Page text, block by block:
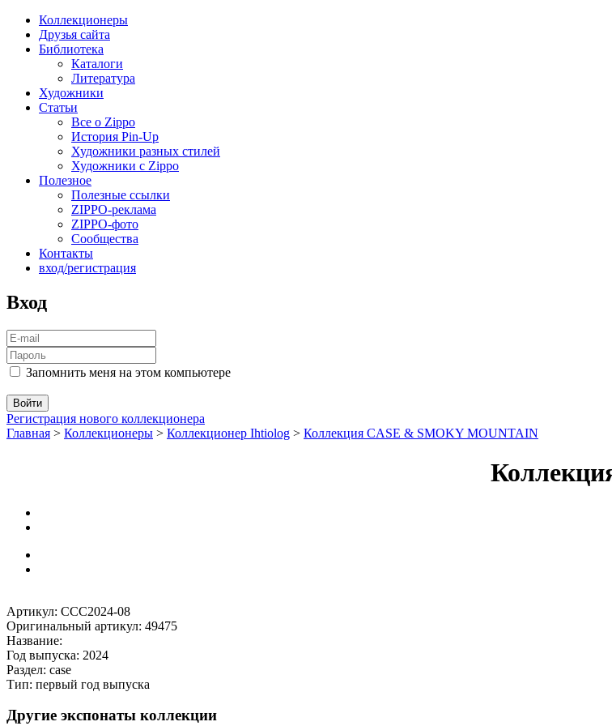
Коллекционеры
Друзья сайта
Библиотека
Каталоги
Литература
Художники
Статьи
Все о Zippo
История Pin-Up
Художники разных стилей
Художники с Zippo
Полезное
Полезные ссылки
ZIPPO-реклама
ZIPPO-фото
Сообщества
Контакты
вход/регистрация
Вход
Запомнить меня на этом компьютере
Регистрация нового коллекционера
Главная > Коллекционеры > Коллекционер Ihtiolog > Коллекция CASE & SMOKY MOUNTAIN
Артикул: CCC2024-08
Оригинальный артикул: 49475
Название:
Год выпуска: 2024
Раздел: case
Тип: первый год выпуска
Другие экспонаты коллекции